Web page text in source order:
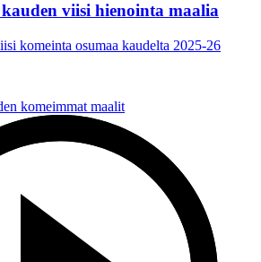
viisi hienointa maalia
komeinta osumaa kaudelta 2025-26